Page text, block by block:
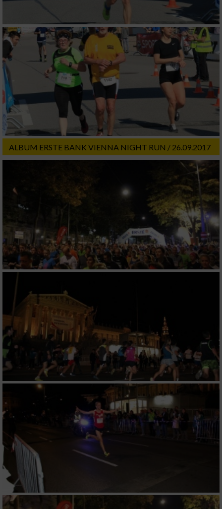
ALBUM ERSTE BANK VIENNA NIGHT RUN / 26.09.2017
Analyse von Zielgruppen durch Statistiken
oder Kombinationen von Daten aus
verschiedenen Quellen
Entwicklung und Verbesserung der Angebote
Verwendung reduzierter Daten zur Auswahl
von Inhalten
IAB-Besonderheiten:
Verwendung genauer Standortdaten
Geräte anhand von aktiv angeforderten
Notwendig
Performance
Funktional
Werbung